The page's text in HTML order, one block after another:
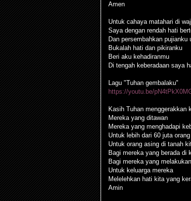
Amen
Untuk cahaya matahari di
Saya dengan rendah hati
Dan persembahkan pujianku
Bukalah hati dan pikiranku
Beri aku kehadiranmu
Di tengah keberadaan saya
Lagu "Tuhan gembalaku"
https://youtu.be/
Kasih Tuhan menggerakkan
Mereka yang ditawan
Mereka yang menghadapi
Untuk lebih dari 60 juta
Untuk orang asing di tanah
Bagi mereka yang berada di
Bagi mereka yang
Untuk keluarga mereka
Melelehkan hati kita yang
Amin